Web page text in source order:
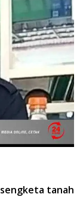
sengketa tanah